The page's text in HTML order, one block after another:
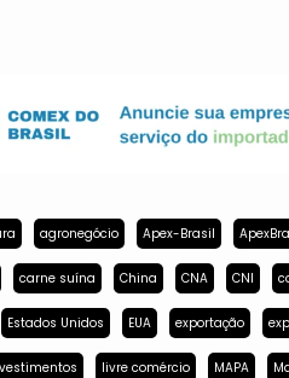
agronegócio Apex-Brasil
carne suína China CNA CNI
Estados Unidos EUA exportação
livre comércio MAPA